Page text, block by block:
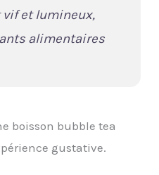
vif et lumineux,
alimentaires
boisson bubble tea
gustative.